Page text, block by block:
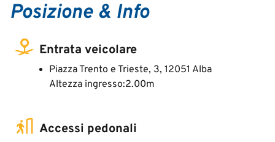
Posizione & Info
Entrata veicolare
Piazza Trento e Trieste, 3, 12051 Alba
Altezza ingresso:2.00m
Accessi pedonali